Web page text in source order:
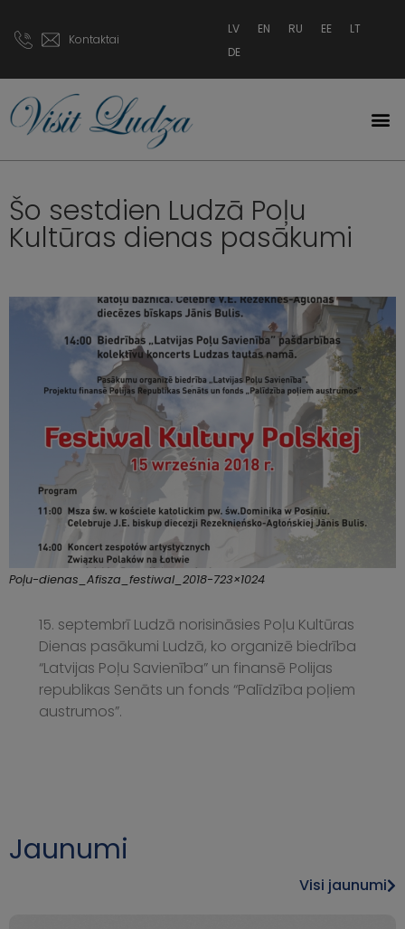
Kontaktai
LV EN RU EE
LT
DE
Šo sestdien Ludzā Poļu
Kultūras dienas pasākumi
Poļu-dienas_Afisza_festiwal_2018-723×1024
15. septembrī Ludzā norisināsies Poļu Kultūras
Dienas pasākumi Ludzā, ko organizē biedrība
“Latvijas Poļu Savienība” un finansē Polijas
republikas Senāts un fonds “Palīdzība poļiem
austrumos”.
Jaunumi
Visi jaunumi